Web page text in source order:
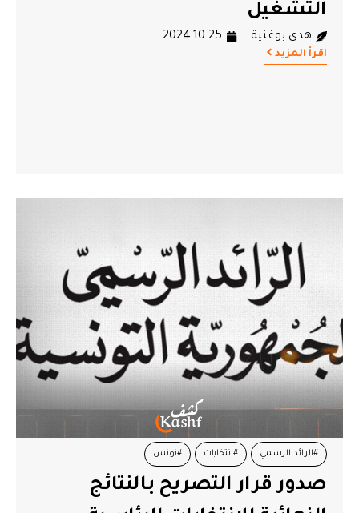
التشغيل
هدى بوغنية 2024.10.25
اقرأ المزيد
#الرائد الرسمي #انتخابات #نونس
صدور قرار التصريح بالنتائج